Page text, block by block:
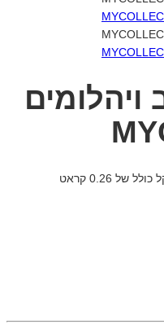
ויהלומים